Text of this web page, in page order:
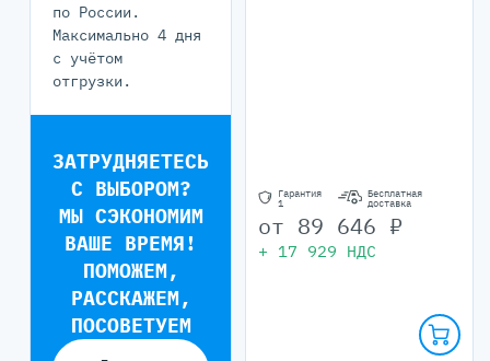
по России.
Максимально 4 дня
с учётом
отгрузки.
ЗАТРУДНЯЕТЕСЬ
С ВЫБОРОМ?
МЫ СЭКОНОМИМ
ВАШЕ ВРЕМЯ!
ПОМОЖЕМ,
РАССКАЖЕМ,
ПОСОВЕТУЕМ
Гарантия
1
Бесплатная
доставка
от 89 646 ₽
+ 17 929 НДС